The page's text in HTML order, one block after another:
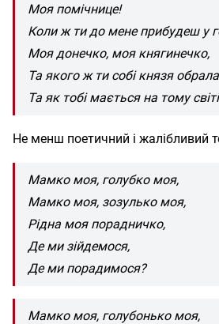
Моя помічнице!
Коли ж ти до мене прибудеш у
Моя донечко, моя княгинечко,
Та якого ж ти собі князя
Та як тобі мається на тому
Не менш поетичний і жалібливий
Мамко моя, голубко моя,
Мамко моя, зозулько моя,
Рідна моя порадничко,
Де ми зійдемося,
Де ми порадимося?
Мамко моя, голубонько моя,